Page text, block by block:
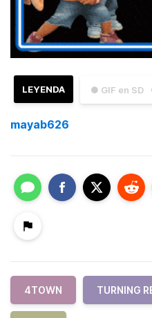
● GIF en SD
LEYENDA
mayab626
4TOWN TURNING